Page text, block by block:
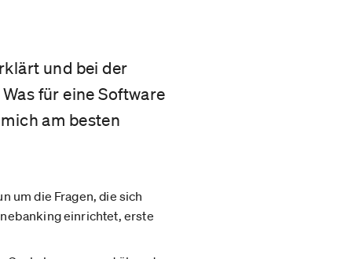
und bei der
für eine Software
am besten
um die Fragen, die sich
einrichtet, erste